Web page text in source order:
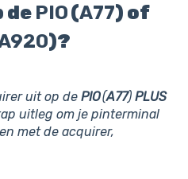
de PIO(A77) of
)?
uit op de PIO(A77) PLUS
uitleg om je pinterminal
met de acquirer,